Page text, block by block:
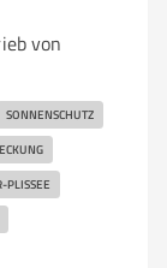
von
SONNENSCHUTZ
PLISSEE